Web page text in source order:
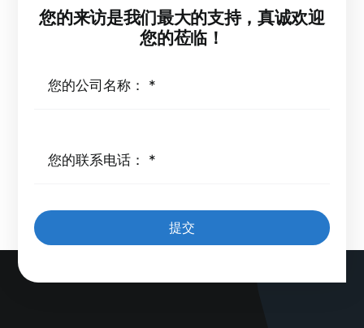
您的来访是我们最大的支持，真诚欢迎
您的莅临！
提交